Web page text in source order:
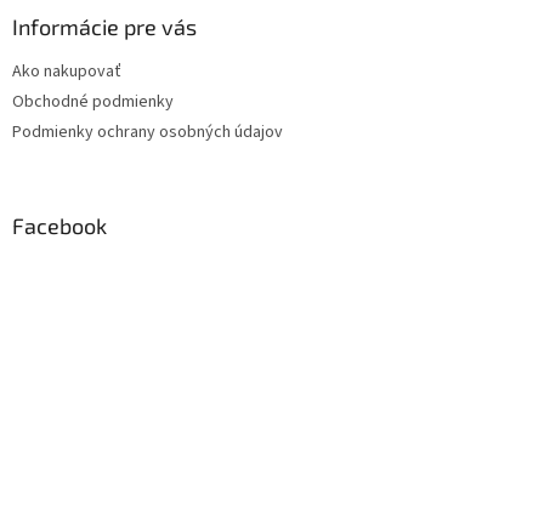
Informácie pre vás
Ako nakupovať
Obchodné podmienky
Podmienky ochrany osobných údajov
Facebook